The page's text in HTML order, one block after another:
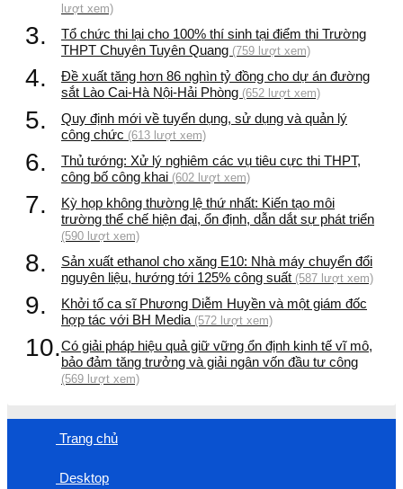
lượt xem)
3.
Tổ chức thi lại cho 100% thí sinh tại điểm thi Trường
THPT Chuyên Tuyên Quang (759 lượt xem)
4.
Đề xuất tăng hơn 86 nghìn tỷ đồng cho dự án đường
sắt Lào Cai-Hà Nội-Hải Phòng (652 lượt xem)
5.
Quy định mới về tuyển dụng, sử dụng và quản lý
công chức (613 lượt xem)
6.
Thủ tướng: Xử lý nghiêm các vụ tiêu cực thi THPT,
công bố công khai (602 lượt xem)
7.
Kỳ họp không thường lệ thứ nhất: Kiến tạo môi
trường thể chế hiện đại, ổn định, dẫn dắt sự phát triển
(590 lượt xem)
8.
Sản xuất ethanol cho xăng E10: Nhà máy chuyển đổi
nguyên liệu, hướng tới 125% công suất (587 lượt xem)
9.
Khởi tố ca sĩ Phương Diễm Huyền và một giám đốc
hợp tác với BH Media (572 lượt xem)
10.Có giải pháp hiệu quả giữ vững ổn định kinh tế vĩ mô,
bảo đảm tăng trưởng và giải ngân vốn đầu tư công
(569 lượt xem)
Trang chủ
Desktop